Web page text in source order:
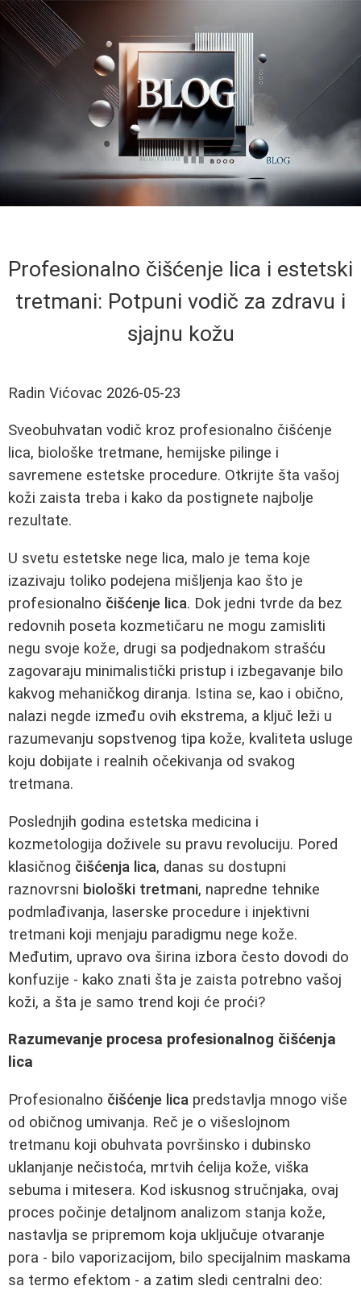
Profesionalno čišćenje lica i estetski
tretmani: Potpuni vodič za zdravu i
sjajnu kožu
Radin Vićovac 2026-05-23
Sveobuhvatan vodič kroz profesionalno čišćenje
lica, biološke tretmane, hemijske pilinge i
savremene estetske procedure. Otkrijte šta vašoj
koži zaista treba i kako da postignete najbolje
rezultate.
U svetu estetske nege lica, malo je tema koje
izazivaju toliko podejena mišljenja kao što je
profesionalno čišćenje lica. Dok jedni tvrde da bez
redovnih poseta kozmetičaru ne mogu zamisliti
negu svoje kože, drugi sa podjednakom strašću
zagovaraju minimalistički pristup i izbegavanje bilo
kakvog mehaničkog diranja. Istina se, kao i obično,
nalazi negde između ovih ekstrema, a ključ leži u
razumevanju sopstvenog tipa kože, kvaliteta usluge
koju dobijate i realnih očekivanja od svakog
tretmana.
Poslednjih godina estetska medicina i
kozmetologija doživele su pravu revoluciju. Pored
klasičnog čišćenja lica, danas su dostupni
raznovrsni biološki tretmani, napredne tehnike
podmlađivanja, laserske procedure i injektivni
tretmani koji menjaju paradigmu nege kože.
Međutim, upravo ova širina izbora često dovodi do
konfuzije - kako znati šta je zaista potrebno vašoj
koži, a šta je samo trend koji će proći?
Razumevanje procesa profesionalnog čišćenja
lica
Profesionalno čišćenje lica predstavlja mnogo više
od običnog umivanja. Reč je o višeslojnom
tretmanu koji obuhvata površinsko i dubinsko
uklanjanje nečistoća, mrtvih ćelija kože, viška
sebuma i mitesera. Kod iskusnog stručnjaka, ovaj
proces počinje detaljnom analizom stanja kože,
nastavlja se pripremom koja uključuje otvaranje
pora - bilo vaporizacijom, bilo specijalnim maskama
sa termo efektom - a zatim sledi centralni deo: